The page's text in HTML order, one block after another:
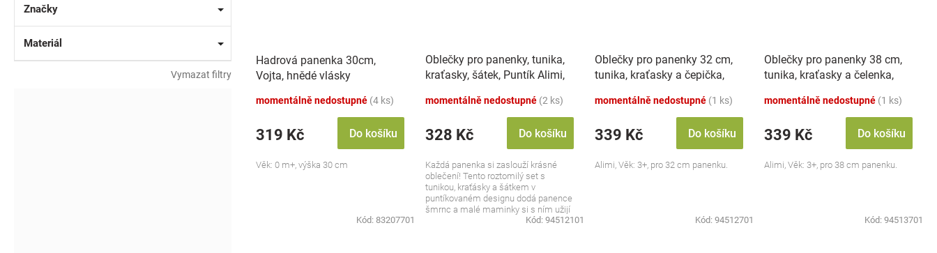
Značky
Materiál
Vymazat filtry
Hadrová panenka 30cm,
Vojta, hnědé vlásky
momentálně nedostupné (4 ks)
319 Kč Do košíku
Věk: 0 m+, výška 30 cm
Kód: 83207701
Oblečky pro panenky, tunika,
kraťasky, šátek, Puntík Alimi,
momentálně nedostupné (2 ks)
328 Kč Do košíku
Každá panenka si zaslouží krásné
oblečení! Tento roztomilý set s
tunikou, kraťásky a šátkem v
puntíkovaném designu dodá panence
šmrnc a malé maminky si s ním užijí
Kód: 94512101
Oblečky pro panenky 32 cm,
tunika, kraťasky a čepička,
momentálně nedostupné (1 ks)
339 Kč Do košíku
Alimi, Věk: 3+, pro 32 cm panenku.
Kód: 94512701
Oblečky pro panenky 38 cm,
tunika, kraťasky a čelenka,
momentálně nedostupné (1 ks)
339 Kč Do košíku
Alimi, Věk: 3+, pro 38 cm panenku.
Kód: 94513701